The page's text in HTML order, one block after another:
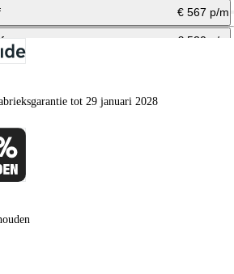
Bereken maandbedrag
€ 567 p/m
Bereken maandbedrag
€ 520 p/m
tot 29 januari 2028